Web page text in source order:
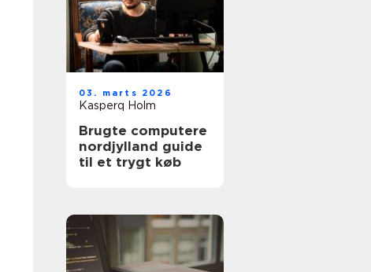
03. marts 2026
Kasperq Holm
Brugte computere
nordjylland guide
til et trygt køb